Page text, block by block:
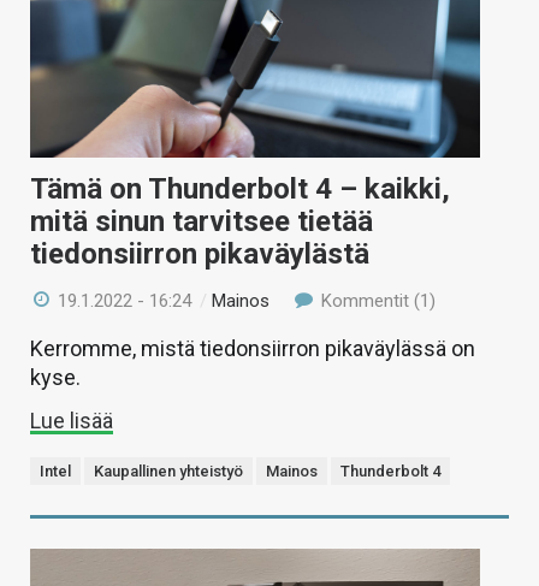
Tämä on Thunderbolt 4 – kaikki,
mitä sinun tarvitsee tietää
tiedonsiirron pikaväylästä
19.1.2022 - 16:24 /Mainos Kommentit (1)
Kerromme, mistä tiedonsiirron pikaväylässä on
kyse.
Lue lisää
Intel Kaupallinen yhteistyö Mainos Thunderbolt 4